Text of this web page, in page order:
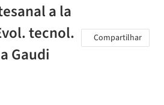
a la
tecnol.
Gaudi
Compartilhar